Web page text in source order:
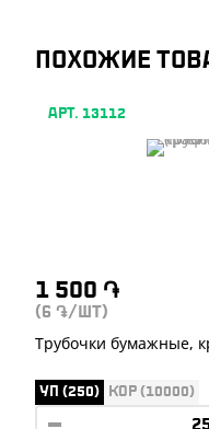
ПОХОЖИЕ
АРТ. 13112
1 500 ֏
(6 ֏/ШТ)
Трубочки бумажные,
УП (250) КОР (10000)